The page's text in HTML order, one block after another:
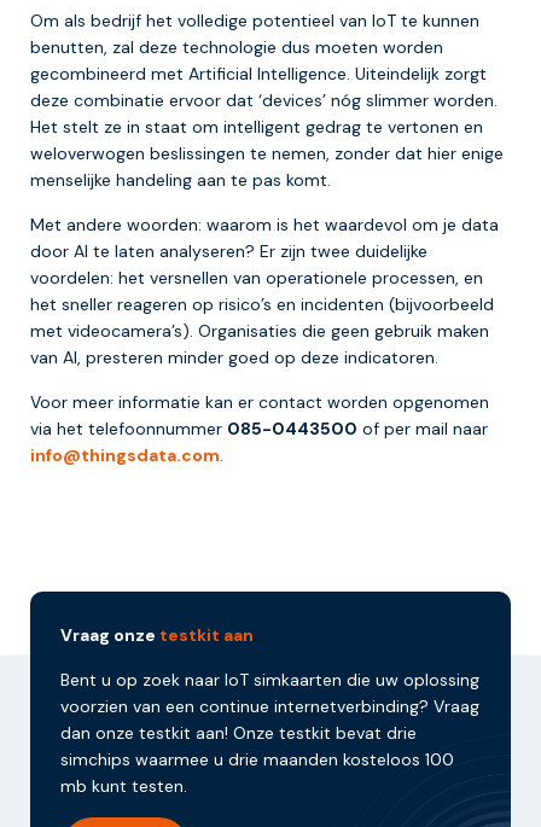
Om als bedrijf het volledige potentieel van IoT te kunnen
benutten, zal deze technologie dus moeten worden
gecombineerd met Artificial Intelligence. Uiteindelijk zorgt
deze combinatie ervoor dat ‘devices’ nóg slimmer worden.
Het stelt ze in staat om intelligent gedrag te vertonen en
weloverwogen beslissingen te nemen, zonder dat hier enige
menselijke handeling aan te pas komt.
Met andere woorden: waarom is het waardevol om je data
door AI te laten analyseren? Er zijn twee duidelijke
voordelen: het versnellen van operationele processen, en
het sneller reageren op risico’s en incidenten (bijvoorbeeld
met videocamera’s). Organisaties die geen gebruik maken
van AI, presteren minder goed op deze indicatoren.
Voor meer informatie kan er contact worden opgenomen
via het telefoonnummer 085-0443500 of per mail naar
info@thingsdata.com.
Vraag onze testkit aan
Bent u op zoek naar IoT simkaarten die uw oplossing
voorzien van een continue internetverbinding? Vraag
dan onze testkit aan! Onze testkit bevat drie
simchips waarmee u drie maanden kosteloos 100
mb kunt testen.